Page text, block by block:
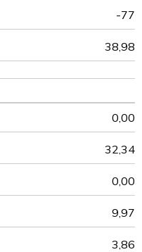
-77
38,98
0,00
32,34
0,00
9,97
3,86